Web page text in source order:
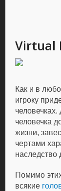
Virtual
Как и в
игроку
человечка
жизни,
чертами
наследство
Помимо
всякие